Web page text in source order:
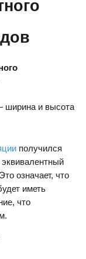
ширина и высота
получился
означает, что
иметь
что